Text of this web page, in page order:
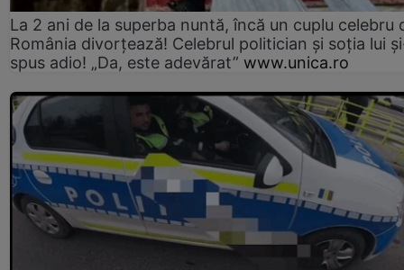
La 2 ani de la superba nuntă, încă un cuplu celebru
România divorțează! Celebrul politician și soția lui
spus adio! „Da, este adevărat” www.unica.ro